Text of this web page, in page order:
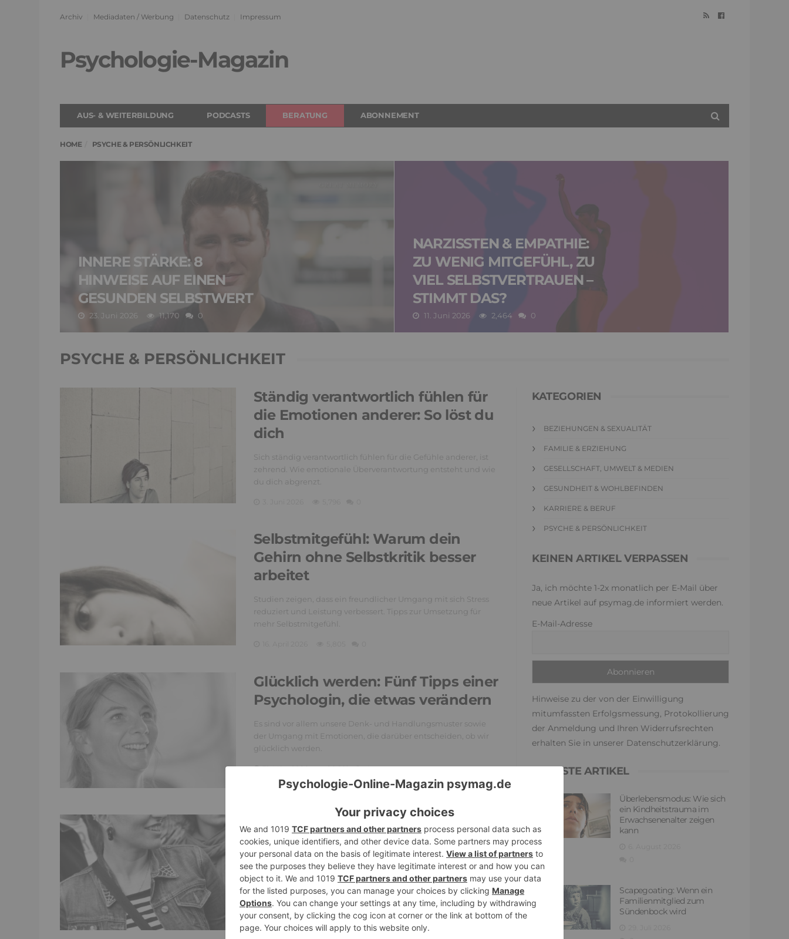
Archiv Mediadaten / Werbung Datenschutz Impressum
Psychologie-Magazin
AUS- & WEITERBILDUNG PODCASTS BERATUNG ABONNEMENT
HOME PSYCHE & PERSÖNLICHKEIT
INNERE STÄRKE: 8
HINWEISE AUF EINEN
GESUNDEN SELBSTWERT
23. Juni 2026 11,170 0
NARZISSTEN & EMPATHIE:
ZU WENIG MITGEFÜHL, ZU
VIEL SELBSTVERTRAUEN –
STIMMT DAS?
11. Juni 2026 2,464 0
PSYCHE & PERSÖNLICHKEIT
Ständig verantwortlich fühlen für
die Emotionen anderer: So löst du
dich
Sich ständig verantwortlich fühlen für die Gefühle anderer, ist
zehrend. Wie emotionale Überverantwortung entsteht und wie
du dich abgrenzt.
Selbstmitgefühl: Warum dein
Gehirn ohne Selbstkritik besser
arbeitet
Studien zeigen, dass ein freundlicher Umgang mit sich Stress
reduziert und Leistung verbessert. Tipps zur Umsetzung für
mehr Selbstmitgefühl.
Glücklich werden: Fünf Tipps einer
Psychologin, die etwas verändern
Es sind vor allem unsere Denk- und Handlungsmuster sowie
der Umgang mit Emotionen, die darüber entscheiden, ob wir
glücklich werden.
31. März 2026 26,669 4
Charakter eines Menschen
erkennen: Wie ist jemand
wirklich?
Den Charakter eines Menschen erkennen kann man nicht
durch Worte, sondern in seinem Verhalten, den Mustern und
Reaktionen.
25. Februar 2026 26,189 0
KATEGORIEN
BEZIEHUNGEN & SEXUALITÄT
FAMILIE & ERZIEHUNG
GESELLSCHAFT, UMWELT & MEDIEN
GESUNDHEIT & WOHLBEFINDEN
KARRIERE & BERUF
PSYCHE & PERSÖNLICHKEIT
KEINEN ARTIKEL VERPASSEN
Ja, ich möchte 1-2x monatlich per E-Mail über
neue Artikel auf psymag.de informiert werden.
E-Mail-Adresse
Hinweise zu der von der Einwilligung
mitumfassten Erfolgsmessung, Protokollierung
der Anmeldung und Ihren Widerrufsrechten
erhalten Sie in unserer Datenschutzerklärung.
NEUESTE ARTIKEL
Überlebensmodus: Wie sich
ein Kindheitstrauma im
Erwachsenenalter zeigen
kann
Scapegoating: Wenn ein
Familienmitglied zum
Sündenbock wird